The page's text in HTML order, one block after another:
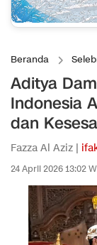
Beranda
Aditya
Indonesia
dan
Fazza Al Aziz |
24 April 2026 13:02